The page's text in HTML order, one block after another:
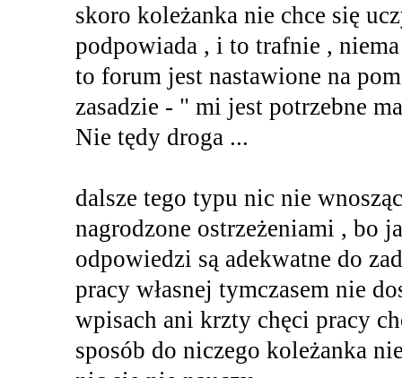
skoro koleżanka nie chce się
podpowiada , i to trafnie ,
to forum jest nastawione na
zasadzie - " mi jest potrzebne
Nie tędy droga ...
dalsze tego typu nic nie
nagrodzone ostrzeżeniami , bo
odpowiedzi są adekwatne do
pracy własnej tymczasem nie
wpisach ani krzty chęci pracy
sposób do niczego koleżanka